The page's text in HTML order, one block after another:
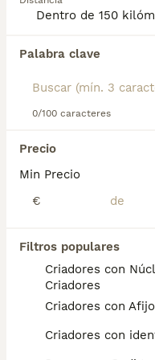
Palabra clave
0/100 caracteres
Precio
Min Precio
€
Filtros populares
Criadores con
Criadores
Criadores con Afijo
Criadores con
perro.
Encontramos 0
Si deseas
búsqueda y
Preguntas
¿Cuánto
mediano?
El coste de
variar según
reputación del